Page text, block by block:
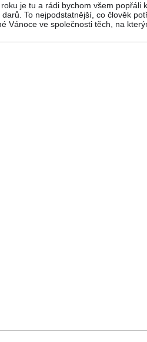
je tu a rádi bychom všem
To nejpodstatnější, co člověk
Vánoce ve společnosti těch, na